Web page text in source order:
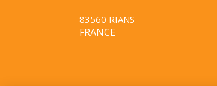
83560 RIANS
FRANCE